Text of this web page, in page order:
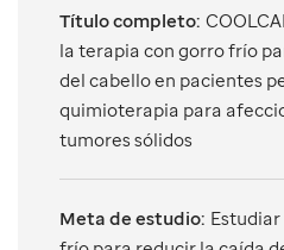
Título completo:
la terapia con gorro frío
del cabello en pacientes
quimioterapia para
tumores sólidos
Meta de estudio: